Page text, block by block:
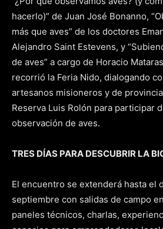
hacerlo)” de Juan José Bonanno,
más que aves” de los doctores
Alejandro Saint Estevens, y
de aves” a cargo de Horacio
recorrió la Feria Nido, dialogando
artesanos misioneros y de
Reserva Luis Rolón para participar
observación de aves.
TRES DÍAS PARA DESCUBRIR LA
El encuentro se extenderá hasta el
septiembre con salidas de campo
paneles técnicos, charlas,